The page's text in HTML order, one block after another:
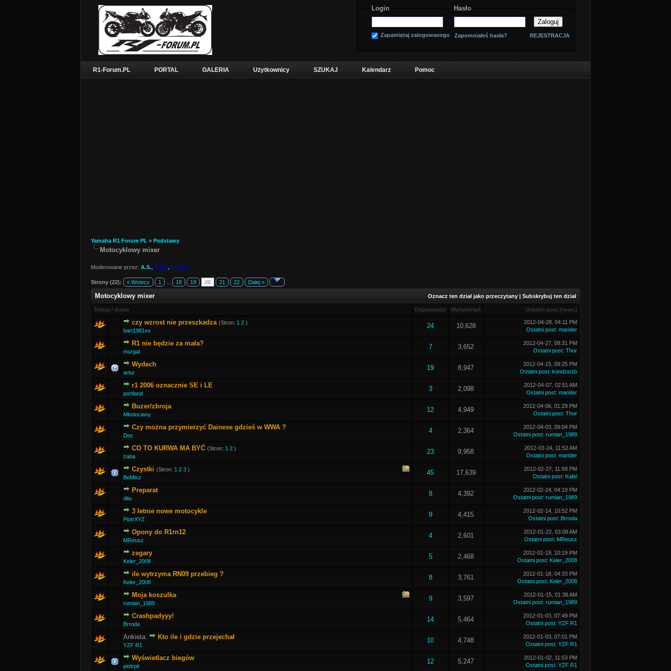
Login Hasło
Zapamiętaj zalogowanego Zapomniałeś hasła? REJESTRACJA
R1-Forum.PL PORTAL GALERIA Użytkownicy SZUKAJ Kalendarz Pomoc
Yamaha R1 Forum PL » Podstawy
Motocyklowy mixer
Moderowane przez: A.S., Kafel, Koczis
Strony (22): « Wstecz 1 18 19 20 21 22 Dalej »
Oznacz ten dział jako przeczytany | Subskrybuj ten dział
Motocyklowy mixer
Temat / Autor Odpowiedzi Wyświetleń Ostatni post [rosn.]
czy wzrost nie przeszkadza (Stron: 1 2 )
bart1981xx
24 10,628
2012-04-28, 04:11 PM
Ostatni post: marider
R1 nie będzie za mała?
murgal
7 3,652
2012-04-27, 08:31 PM
Ostatni post: Thor
Wydech
artur
19 8,947
2012-04-15, 09:25 PM
Ostatni post: kondzio1b
r1 2006 oznacznie SE i LE
portland
3 2,098
2012-04-07, 02:51 AM
Ostatni post: marider
Buzer/zbroja
Młodociany
12 4,949
2012-04-06, 01:29 PM
Ostatni post: Thor
Czy można przymierzyć Dainese gdzieś w WWA ?
Doc
4 2,364
2012-04-03, 09:04 PM
Ostatni post: rumian_1989
CO TO KURWA MA BYĆ (Stron: 1 2 )
żaba
23 9,958
2012-03-24, 11:52 AM
Ostatni post: marider
Czystki (Stron: 1 2 3 )
BeMisz
45 17,639
2012-02-27, 11:58 PM
Ostatni post: Kafel
Preparat
ditu
8 4,392
2012-02-24, 04:19 PM
Ostatni post: rumian_1989
3 letnie nowe motocykle
PiotrXYZ
9 4,415
2012-02-14, 10:52 PM
Ostatni post: Brroda
Opony do R1rn12
MReusz
4 2,601
2012-01-22, 03:08 AM
Ostatni post: MReusz
zegary
Keler_2008
5 2,468
2012-01-19, 10:19 PM
Ostatni post: Keler_2008
ile wytrzyma RN09 przebieg ?
Keler_2008
8 3,761
2012-01-18, 04:33 PM
Ostatni post: Keler_2008
Moja koszulka
rumian_1989
9 3,597
2012-01-15, 01:38 AM
Ostatni post: rumian_1989
Crashpadyyy!
Brroda
14 5,464
2012-01-03, 07:49 PM
Ostatni post: YZF R1
Ankieta: Kto ile i gdzie przejechał
YZF R1
10 4,748
2012-01-03, 07:01 PM
Ostatni post: YZF R1
Wyświetlacz biegów
piotrpit
12 5,247
2012-01-02, 11:53 PM
Ostatni post: YZF R1